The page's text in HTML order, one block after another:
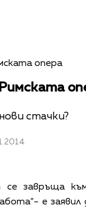
стачки?
се завръща
е